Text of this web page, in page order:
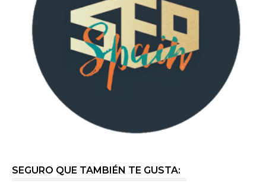
SEGURO QUE TAMBIÉN TE GUSTA: